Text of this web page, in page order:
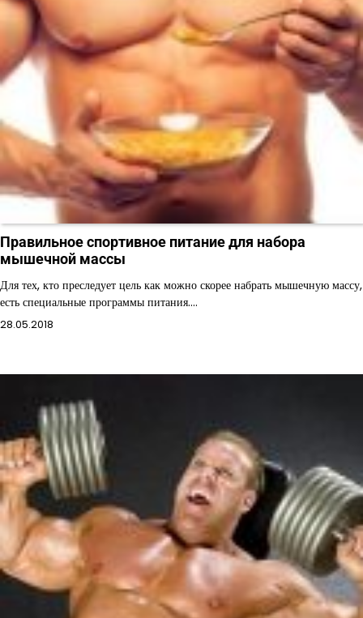
Правильное спортивное питание для набора
мышечной массы
Для тех, кто преследует цель как можно скорее набрать мышечную массу,
есть специальные программы питания.…
28.05.2018